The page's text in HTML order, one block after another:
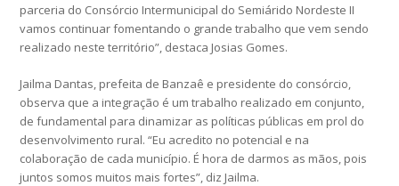
parceria do Consórcio Intermunicipal do Semiárido Nordeste II
vamos continuar fomentando o grande trabalho que vem sendo
realizado neste território”, destaca Josias Gomes.
Jailma Dantas, prefeita de Banzaê e presidente do consórcio,
observa que a integração é um trabalho realizado em conjunto,
de fundamental para dinamizar as políticas públicas em prol do
desenvolvimento rural. “Eu acredito no potencial e na
colaboração de cada município. É hora de darmos as mãos, pois
juntos somos muitos mais fortes”, diz Jailma.